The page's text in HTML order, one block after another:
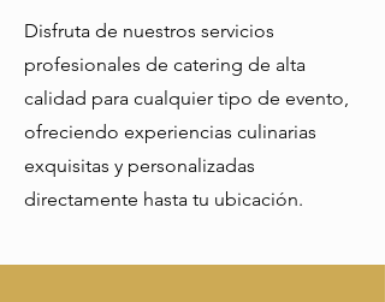
Disfruta de nuestros servicios
profesionales de catering de alta
calidad para cualquier tipo de evento,
ofreciendo experiencias culinarias
exquisitas y personalizadas
directamente hasta tu ubicación.